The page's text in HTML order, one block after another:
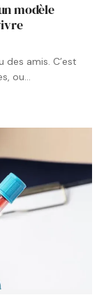
modèle
amis. C’est
ou…